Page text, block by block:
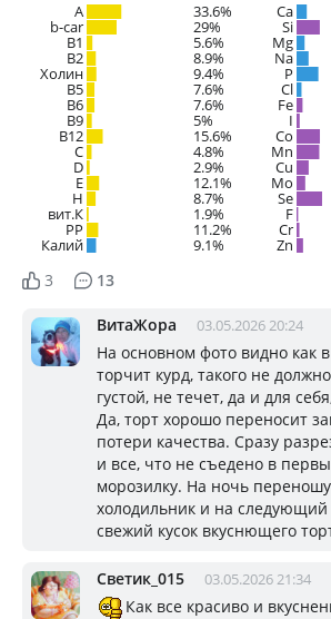
A
33.6%
b-car 29%
В1 5.6%
B2 8.9%
Холин 9.4%
B5 7.6%
B6 7.6%
B9 5%
B12 15.6%
C 4.8%
D 2.9%
E 12.1%
H 8.7%
вит.К 1.9%
PP 11.2%
Калий 9.1%
Ca
Si
Mg
Na
P
Cl
Fe
I
Co
Mn
Cu
Mo
Se
F
Cr
Zn
3 13
ВитаЖора 03.05.2026 20:24
На основном фото видно как
торчит курд, такого не
густой, не течет, да и для
Да, торт хорошо переносит
потери качества. Сразу
и все, что не съедено в
морозилку. На ночь
холодильник и на
свежий кусок вкуснющего
Светик_015 03.05.2026 21:34
Как все красиво и